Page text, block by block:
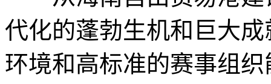
代化的蓬勃生机和巨大
环境和高标准的赛事组